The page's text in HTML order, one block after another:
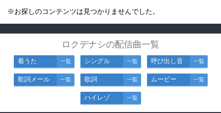
※お探しのコンテンツは見つかりませんでした。
ロクデナシの配信曲一覧
着うた 一覧 シングル 一覧 呼び出し音 一覧
歌詞メール 一覧 歌詞 一覧 ムービー 一覧
ハイレゾ 一覧